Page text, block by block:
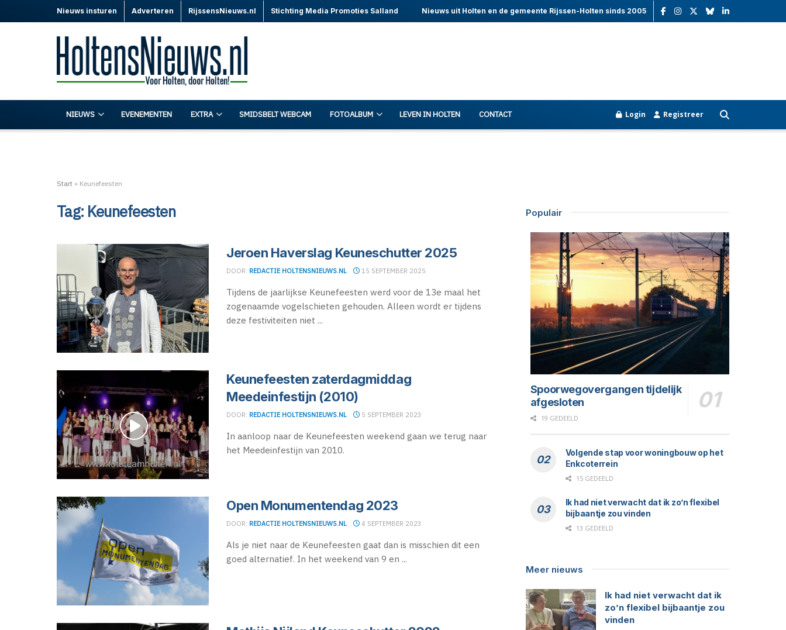
Nieuws insturen Adverteren RijssensNieuws.nl Stichting Media Promoties Salland Nieuws uit Holten en de gemeente Rijssen-Holten sinds 2005
NIEUWS EVENEMENTEN EXTRA SMIDSBELT WEBCAM FOTOALBUM LEVEN IN HOLTEN CONTACT Login Registreer
Start » Keunefeesten
Tag: Keunefeesten
Jeroen Haverslag Keuneschutter 2025
DOOR: REDACTIE HOLTENSNIEUWS.NL 15 SEPTEMBER 2025
Tijdens de jaarlijkse Keunefeesten werd voor de 13e maal het
zogenaamde vogelschieten gehouden. Alleen wordt er tijdens
deze festiviteiten niet ...
Keunefeesten zaterdagmiddag
Meedeinfestijn (2010)
DOOR: REDACTIE HOLTENSNIEUWS.NL 5 SEPTEMBER 2023
In aanloop naar de Keunefeesten weekend gaan we terug naar
het Meedeinfestijn van 2010.
Open Monumentendag 2023
DOOR: REDACTIE HOLTENSNIEUWS.NL 4 SEPTEMBER 2023
Als je niet naar de Keunefeesten gaat dan is misschien dit een
goed alternatief. In het weekend van 9 en ...
Populair
Spoorwegovergangen tijdelijk
afgesloten
19 GEDEELD
Volgende stap voor woningbouw op het
Enkcoterrein
15 GEDEELD
Ik had niet verwacht dat ik zo’n flexibel
bijbaantje zou vinden
13 GEDEELD
Meer nieuws
Ik had niet verwacht dat ik
zo’n flexibel bijbaantje zou
vinden